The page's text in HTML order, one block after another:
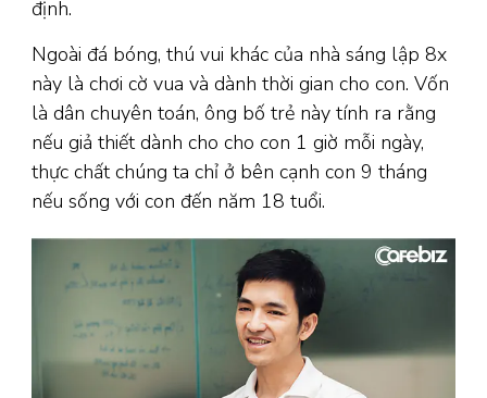
định.
Ngoài đá bóng, thú vui khác của nhà sáng lập 8x
này là chơi cờ vua và dành thời gian cho con. Vốn
là dân chuyên toán, ông bố trẻ này tính ra rằng
nếu giả thiết dành cho cho con 1 giờ mỗi ngày,
thực chất chúng ta chỉ ở bên cạnh con 9 tháng
nếu sống với con đến năm 18 tuổi.